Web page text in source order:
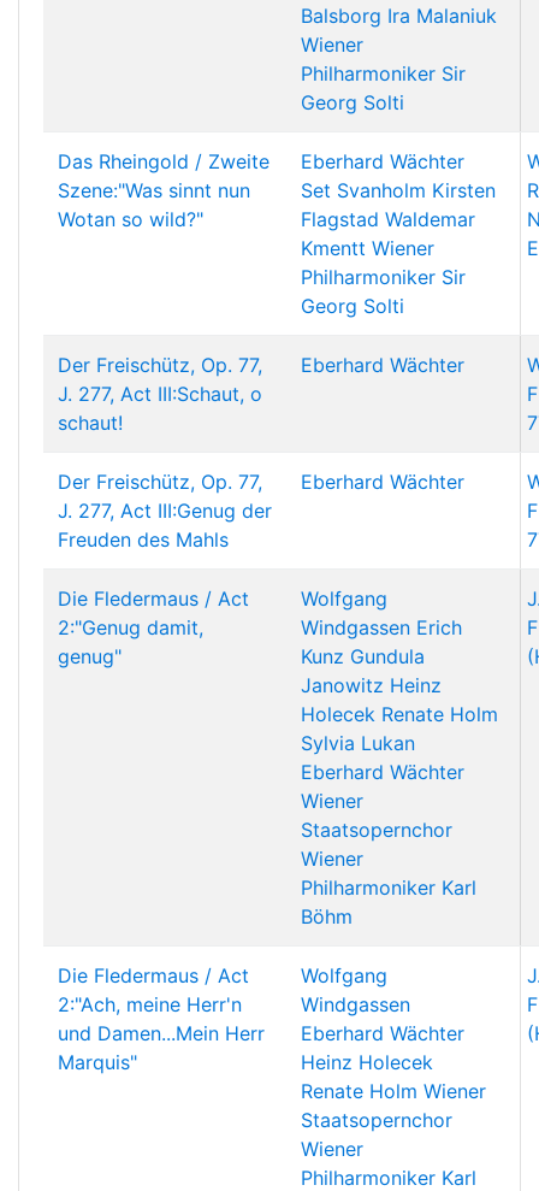
Balsborg Ira Malaniuk
Wiener
Philharmoniker Sir
Georg Solti
Das Rheingold / Zweite
Szene:"Was sinnt nun
Wotan so wild?"
Eberhard Wächter
Set Svanholm Kirsten
Flagstad Waldemar
Kmentt Wiener
Philharmoniker Sir
Georg Solti
Der Freischütz, Op. 77,
J. 277, Act III:Schaut, o
schaut!
Eberhard Wächter
Der Freischütz, Op. 77,
J. 277, Act III:Genug der
Freuden des Mahls
Eberhard Wächter
Die Fledermaus / Act
2:"Genug damit,
genug"
Wolfgang
Windgassen Erich
Kunz Gundula
Janowitz Heinz
Holecek Renate Holm
Sylvia Lukan
Eberhard Wächter
Wiener
Staatsopernchor
Wiener
Philharmoniker Karl
Böhm
Die Fledermaus / Act
2:"Ach, meine Herr'n
und Damen...Mein Herr
Marquis"
Wolfgang
Windgassen
Eberhard Wächter
Heinz Holecek
Renate Holm Wiener
Staatsopernchor
Wiener
Philharmoniker Karl